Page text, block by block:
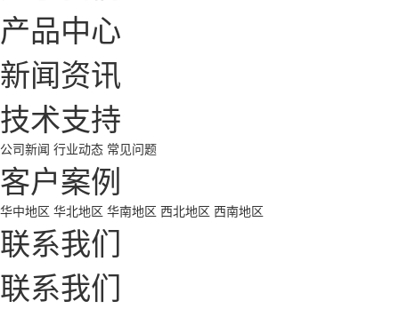
产品中心
新闻资讯
技术支持
公司新闻 行业动态 常见问题
客户案例
华中地区 华北地区 华南地区 西北地区 西南地区
联系我们
联系我们